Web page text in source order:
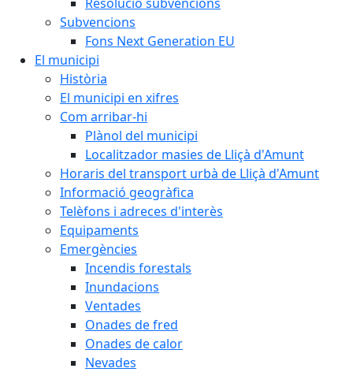
Subvencions
Fons Next Generation EU
El municipi
Història
El municipi en xifres
Com arribar-hi
Plànol del municipi
Localitzador masies de Lliçà d'Amunt
Horaris del transport urbà de Lliçà d'Amunt
Informació geogràfica
Telèfons i adreces d'interès
Equipaments
Emergències
Incendis forestals
Inundacions
Ventades
Onades de fred
Onades de calor
Nevades